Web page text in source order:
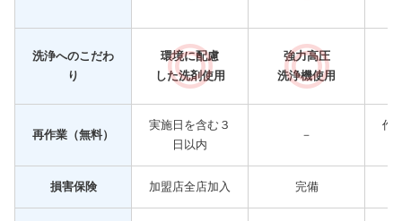
洗浄へのこだわ
り
環境に配慮
した洗剤使用
強力高圧
洗浄機使用
再作業（無料）
実施日を含む３
日以内
－
作
損害保険 加盟店全店加入 完備